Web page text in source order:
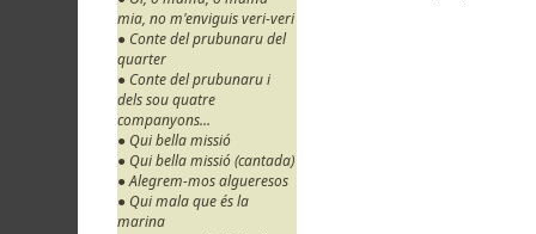
mia, no m'enviguis veri-veri
● Conte del prubunaru del
quarter
● Conte del prubunaru i
dels sou quatre
companyons...
● Qui bella missió
● Qui bella missió (cantada)
● Alegrem-mos algueresos
● Qui mala que és la
marina